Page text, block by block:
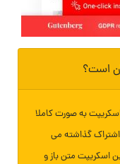
است؟
به صورت کاملا
گذاشته می
اسکریپت متن باز و